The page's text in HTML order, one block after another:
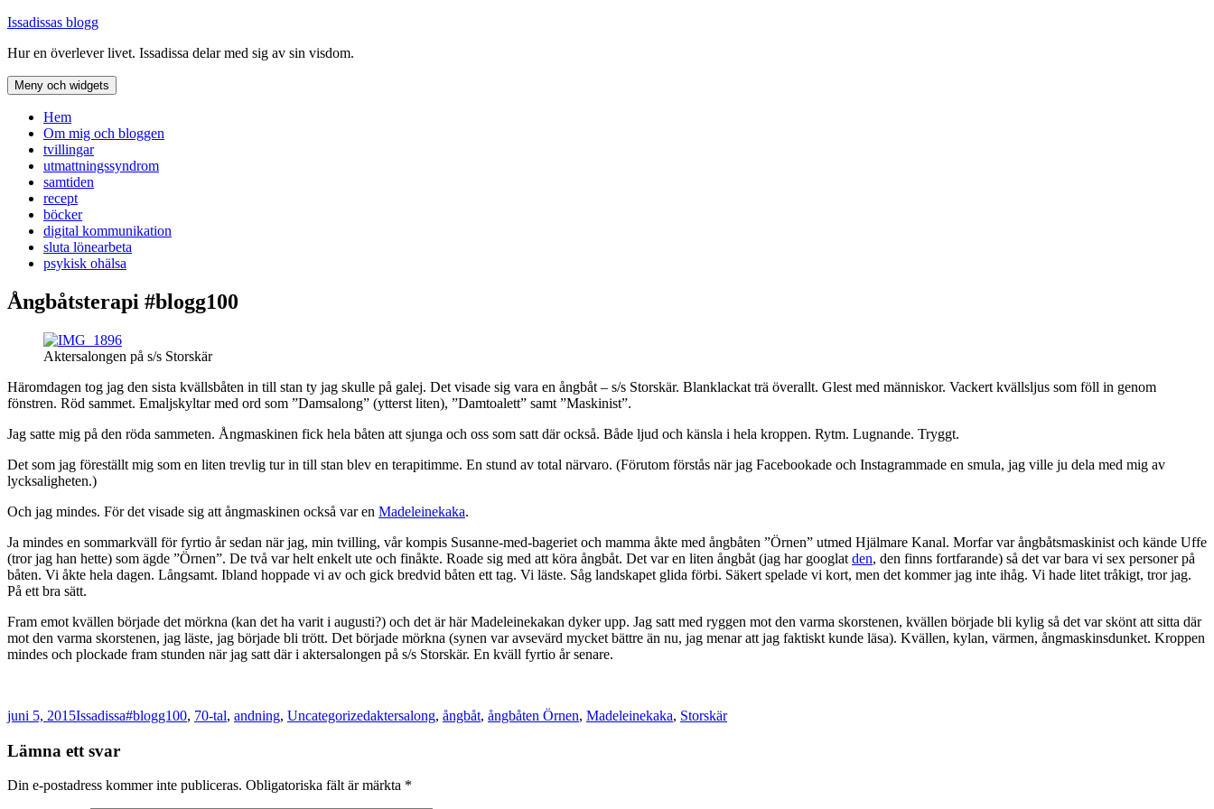
Hoppa
innehåll
Issadissas blogg
Hur en överlever livet. Issadissa delar med sig av sin visdom.
Meny och widgets
Hem
Om mig och bloggen
tvillingar
utmattningssyndrom
samtiden
recept
böcker
digital kommunikation
sluta lönearbeta
psykisk ohälsa
Ångbåtsterapi #blogg100
Aktersalongen på s/s Storskär
Häromdagen tog jag den sista kvällsbåten in till stan ty jag skulle på galej. Det visade sig vara en ångbåt – s/s Storskär. Blanklackat trä överallt. Glest med människor. Vackert kvällsljus som föll in genom
fönstren. Röd sammet. Emaljskyltar med ord som ”Damsalong” (ytterst liten), ”Damtoalett” samt ”Maskinist”.
Jag satte mig på den röda sammeten. Ångmaskinen fick hela båten att sjunga och oss som satt där också. Både ljud och känsla i hela kroppen. Rytm. Lugnande. Tryggt.
Det som jag föreställt mig som en liten trevlig tur in till stan blev en terapitimme. En stund av total närvaro. (Förutom förstås när jag Facebookade och Instagrammade en smula, jag ville ju dela med mig av
lycksaligheten.)
Och jag mindes. För det visade sig att ångmaskinen också var en Madeleinekaka.
Ja mindes en sommarkväll för fyrtio år sedan när jag, min tvilling, vår kompis Susanne-med-bageriet och mamma åkte med ångbåten ”Örnen” utmed Hjälmare Kanal. Morfar var ångbåtsmaskinist och kände Uffe
(tror jag han hette) som ägde ”Örnen”. De två var helt enkelt ute och finåkte. Roade sig med att köra ångbåt. Det var en liten ångbåt (jag har googlat den, den finns fortfarande) så det var bara vi sex personer på
båten. Vi åkte hela dagen. Långsamt. Ibland hoppade vi av och gick bredvid båten ett tag. Vi läste. Såg landskapet glida förbi. Säkert spelade vi kort, men det kommer jag inte ihåg. Vi hade litet tråkigt, tror jag.
På ett bra sätt.
Fram emot kvällen började det mörkna (kan det ha varit i augusti?) och det är här Madeleinekakan dyker upp. Jag satt med ryggen mot den varma skorstenen, kvällen började bli kylig så det var skönt att sitta där
mot den varma skorstenen, jag läste, jag började bli trött. Det började mörkna (synen var avsevärd mycket bättre än nu, jag menar att jag faktiskt kunde läsa). Kvällen, kylan, värmen, ångmaskinsdunket. Kroppen
mindes och plockade fram stunden när jag satt där i aktersalongen på s/s Storskär. En kväll fyrtio år senare.
Postat
juni 5, 2015Författare
IssadissaKategorier
#blogg100, 70-tal, andning, UncategorizedTaggar
aktersalong, ångbåt, ångbåten Örnen, Madeleinekaka, Storskär
Lämna ett svar
Din e-postadress kommer inte publiceras. Obligatoriska fält är märkta *